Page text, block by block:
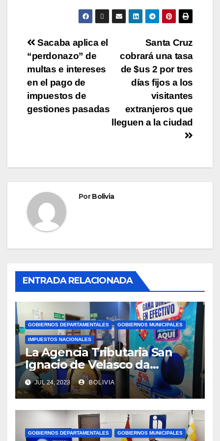
Santa Cruz
cobrará una tasa
de $us 2 por tres
días fijos a los
visitantes
extranjeros que
lleguen a la ciudad
Sacaba aplica el
“perdonazo” de
multas e intereses
en el pago de
impuestos de
gestiones pasadas
PorBolivia
ENTRADA RELACIONADA
GOBIERNOS DEPARTAMENTALES GOBIERNOS MUNICIPALES
IMPUESTOS NACIONALES
La Agencia Tributaria San
Ignacio de Velasco da
asistencia tributaria a
municipios aledaño
JUL 24, 2023 BOLIVIA
GOBIERNOS DEPARTAMENTALES GOBIERNOS MUNICIPALES